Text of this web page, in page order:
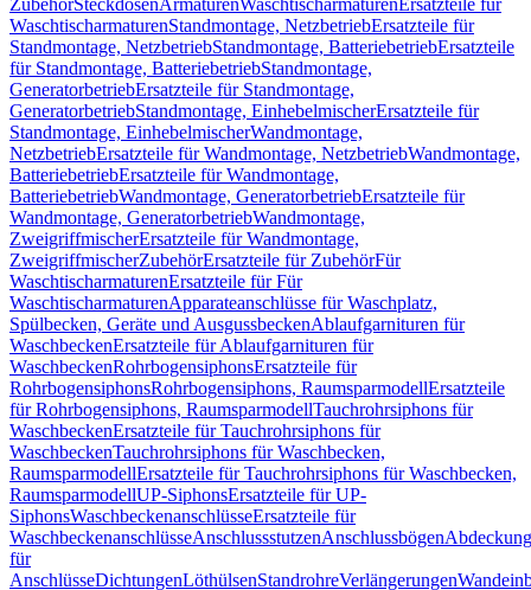
ZubehörSteckdosenArmaturenWaschtischarmaturen Ersatzteile für
WaschtischarmaturenStandmontage, NetzbetriebErsatzteile für
Standmontage, NetzbetriebStandmontage, BatteriebetriebErsatzteile
für Standmontage, BatteriebetriebStandmontage,
GeneratorbetriebErsatzteile für Standmontage,
GeneratorbetriebStandmontage, EinhebelmischerErsatzteile für
Standmontage, EinhebelmischerWandmontage,
NetzbetriebErsatzteile für Wandmontage, NetzbetriebWandmontage,
BatteriebetriebErsatzteile für Wandmontage,
BatteriebetriebWandmontage, GeneratorbetriebErsatzteile für
Wandmontage, GeneratorbetriebWandmontage,
ZweigriffmischerErsatzteile für Wandmontage,
ZweigriffmischerZubehörErsatzteile für ZubehörFür
WaschtischarmaturenErsatzteile für Für
WaschtischarmaturenApparateanschlüsse für Waschplatz,
Spülbecken, Geräte und AusgussbeckenAblaufgarnituren für
WaschbeckenErsatzteile für Ablaufgarnituren für
WaschbeckenRohrbogensiphonsErsatzteile für
RohrbogensiphonsRohrbogensiphons, RaumsparmodellErsatzteile
für Rohrbogensiphons, RaumsparmodellTauchrohrsiphons für
WaschbeckenErsatzteile für Tauchrohrsiphons für
WaschbeckenTauchrohrsiphons für Waschbecken,
RaumsparmodellErsatzteile für Tauchrohrsiphons für Waschbecken,
RaumsparmodellUP-SiphonsErsatzteile für UP-
SiphonsWaschbeckenanschlüsseErsatzteile für
WaschbeckenanschlüsseAnschlussstutzenAnschlussbögen
für
AnschlüsseDichtungenLöthülsenStandrohreVerlängerungen